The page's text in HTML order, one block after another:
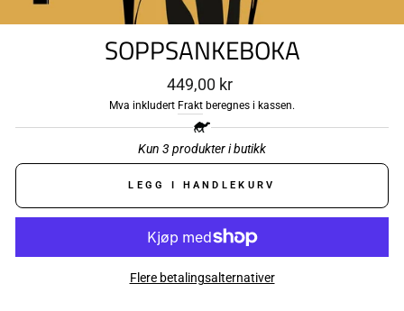
SOPPSANKEBOKA
Ordinær
pris
449,00 kr
Mva inkludert Frakt beregnes i kassen.
Kun 3 produkter i butikk
LEGG I HANDLEKURV
Flere betalingsalternativer